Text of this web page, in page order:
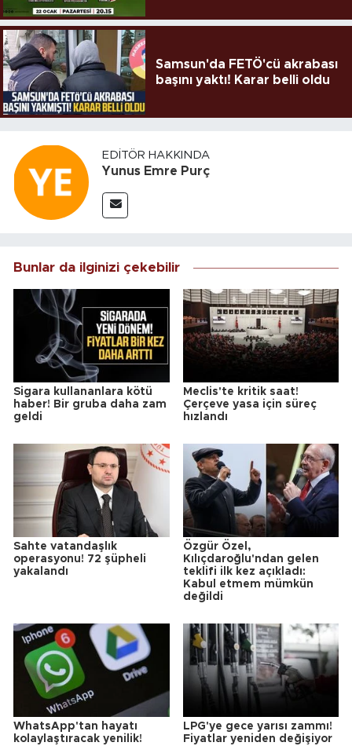
Samsun'da FETÖ'cü akrabası
başını yaktı! Karar belli oldu
EDITÖR HAKKINDA
Yunus Emre Purç
Bunlar da ilginizi çekebilir
Sigara kullananlara kötü
haber! Bir gruba daha zam
geldi
Meclis'te kritik saat!
Çerçeve yasa için süreç
hızlandı
Sahte vatandaşlık
operasyonu! 72 şüpheli
yakalandı
Özgür Özel,
Kılıçdaroğlu'ndan gelen
teklifi ilk kez açıkladı:
Kabul etmem mümkün
değildi
WhatsApp'tan hayatı
kolaylaştıracak yenilik!
LPG'ye gece yarısı zammı!
Fiyatlar yeniden değişiyor